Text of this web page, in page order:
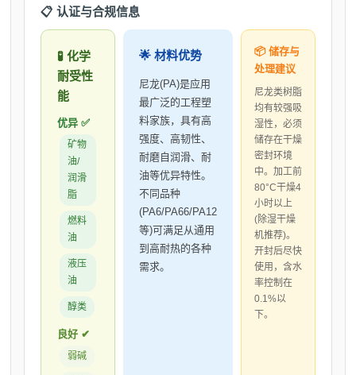
📋 认证与合规信息
🧪 化学
耐受性
能
优异 ✅
矿物
油/
润滑
脂
燃料
油
液压
油
醇类
良好 ✔
弱碱
🌟 材料优势
尼龙(PA)是应用
最广泛的工程塑
料家族，具有高
强度、高韧性、
耐磨自润滑、耐
油等优异特性。
不同品种
(PA6/PA66/PA12
等)可满足从通用
到高耐热的各种
需求。
📦 储存与
处理建议
尼龙类树脂
均有较强吸
湿性，必须
储存在干燥
密封环境
中。加工前
80°C干燥4
小时以上
(除湿干燥
机推荐)。
开封后尽快
使用，含水
率控制在
0.1%以
下。